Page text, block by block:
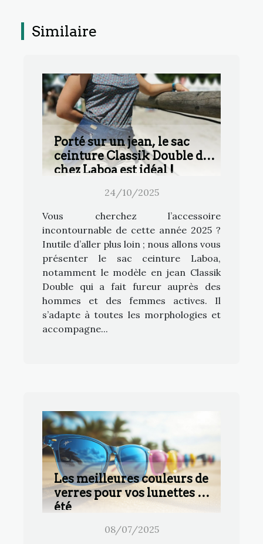
Similaire
Porté sur un jean, le sac
ceinture Classik Double de
chez Laboa est idéal !
24/10/2025
Vous cherchez l’accessoire
incontournable de cette année 2025 ?
Inutile d’aller plus loin ; nous allons vous
présenter le sac ceinture Laboa,
notamment le modèle en jean Classik
Double qui a fait fureur auprès des
hommes et des femmes actives. Il
s’adapte à toutes les morphologies et
accompagne...
Les meilleures couleurs de
verres pour vos lunettes cet
été
08/07/2025